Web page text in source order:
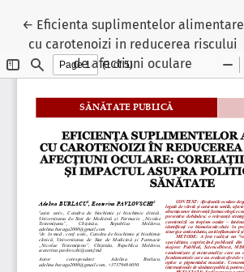
← Reveniți la detaliile articolului
Eficienta suplimentelor alimentare
cu carotenoizi in reducerea riscului
de afectiuni oculare